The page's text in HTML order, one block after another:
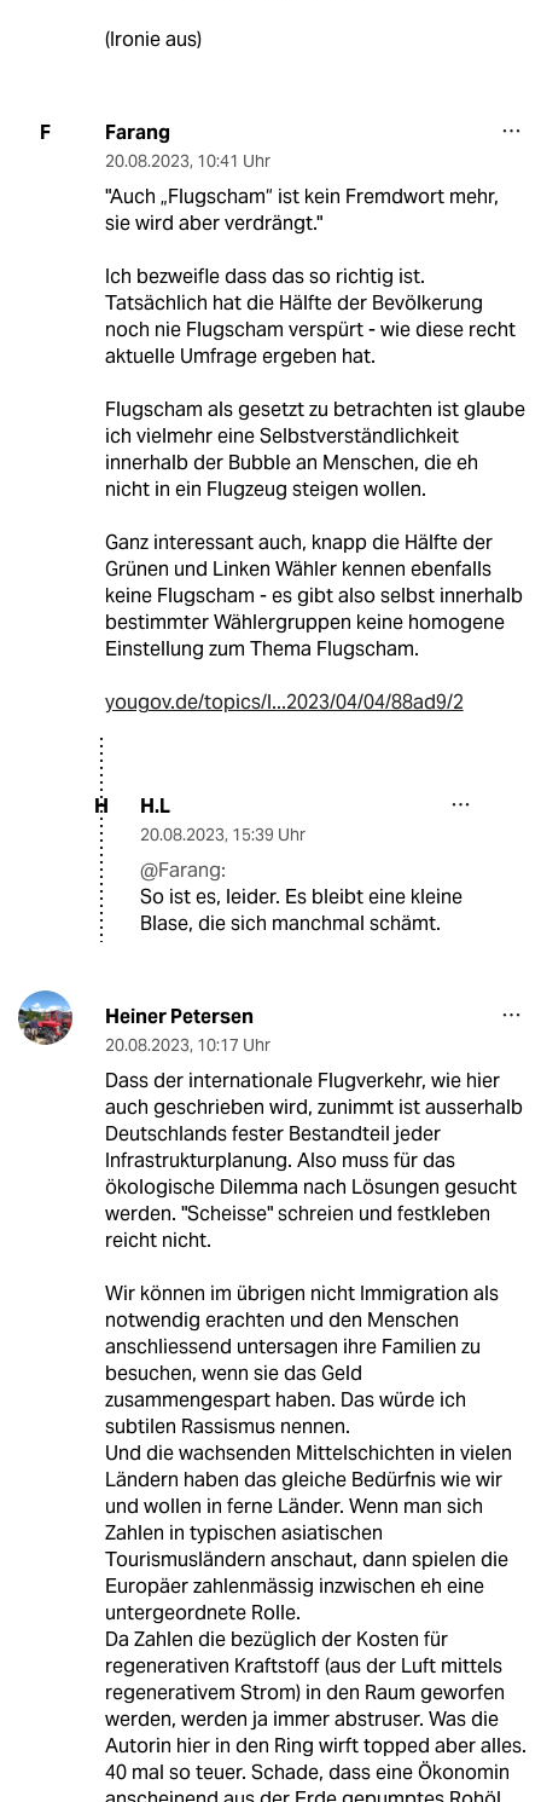
(Ironie aus)
F Farang
20.08.2023, 10:41 Uhr
"Auch „Flugscham“ ist kein Fremdwort mehr,
sie wird aber verdrängt."
Ich bezweifle dass das so richtig ist.
Tatsächlich hat die Hälfte der Bevölkerung
noch nie Flugscham verspürt - wie diese recht
aktuelle Umfrage ergeben hat.
Flugscham als gesetzt zu betrachten ist glaube
ich vielmehr eine Selbstverständlichkeit
innerhalb der Bubble an Menschen, die eh
nicht in ein Flugzeug steigen wollen.
Ganz interessant auch, knapp die Hälfte der
Grünen und Linken Wähler kennen ebenfalls
keine Flugscham - es gibt also selbst innerhalb
bestimmter Wählergruppen keine homogene
Einstellung zum Thema Flugscham.
yougov.de/topics/l...2023/04/04/88ad9/2
H H.L
20.08.2023, 15:39 Uhr
@Farang:
So ist es, leider. Es bleibt eine kleine
Blase, die sich manchmal schämt.
Heiner Petersen
20.08.2023, 10:17 Uhr
Dass der internationale Flugverkehr, wie hier
auch geschrieben wird, zunimmt ist ausserhalb
Deutschlands fester Bestandteil jeder
Infrastrukturplanung. Also muss für das
ökologische Dilemma nach Lösungen gesucht
werden. "Scheisse" schreien und festkleben
reicht nicht.
Wir können im übrigen nicht Immigration als
notwendig erachten und den Menschen
anschliessend untersagen ihre Familien zu
besuchen, wenn sie das Geld
zusammengespart haben. Das würde ich
subtilen Rassismus nennen.
Und die wachsenden Mittelschichten in vielen
Ländern haben das gleiche Bedürfnis wie wir
und wollen in ferne Länder. Wenn man sich
Zahlen in typischen asiatischen
Tourismusländern anschaut, dann spielen die
Europäer zahlenmässig inzwischen eh eine
untergeordnete Rolle.
Da Zahlen die bezüglich der Kosten für
regenerativen Kraftstoff (aus der Luft mittels
regenerativem Strom) in den Raum geworfen
werden, werden ja immer abstruser. Was die
Autorin hier in den Ring wirft topped aber alles.
40 mal so teuer. Schade, dass eine Ökonomin